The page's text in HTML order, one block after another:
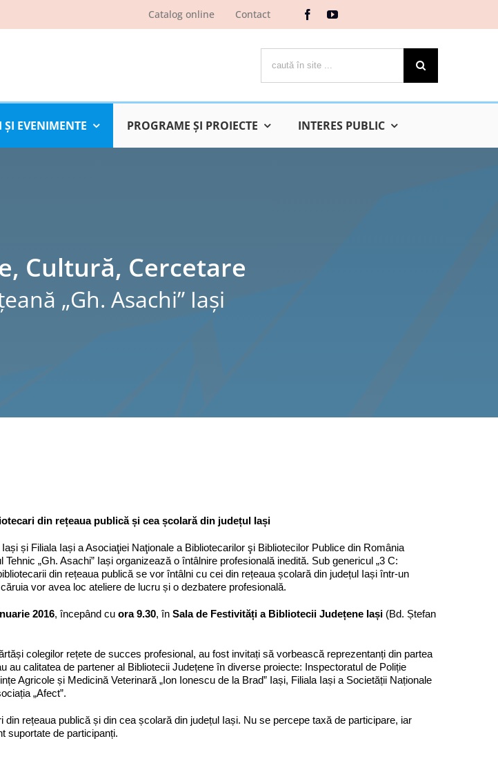
Catalog online Contact
ŞI EVENIMENTE PROGRAME ŞI PROIECTE INTERES PUBLIC
Cultură, Cercetare
„Gh. Asachi” Iaşi
din rețeaua publică și cea școlară din județul Iași
și Filiala Iași a Asociaţiei Naţionale a Bibliotecarilor şi Bibliotecilor Publice din România
„Gh. Asachi” Iași organizează o întâlnire profesională inedită. Sub genericul „3 C:
din rețeaua publică se vor întâlni cu cei din rețeaua școlară din județul Iași într-un
vor avea loc ateliere de lucru și o dezbatere profesională.
2016, începând cuora 9.30, înSala de Festivități a Bibliotecii Județene Iași (Bd. Ștefan
colegilor rețete de succes profesional, au fost invitați să vorbească reprezentanți din partea
au calitatea de partener al Bibliotecii Județene în diverse proiecte: Inspectoratul de Poliție
Agricole și Medicină Veterinară „Ion Ionescu de la Brad” Iași, Filiala Iași a Societății Naționale
„Afect”.
din rețeaua publică și din cea școlară din județul Iași. Nu se percepe taxă de participare, iar
suportate de participanți.